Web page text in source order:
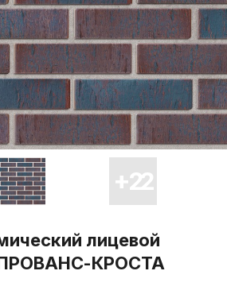
лицевой
ПРОВАНС-КРОСТА